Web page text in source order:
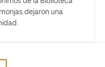
dejaron una